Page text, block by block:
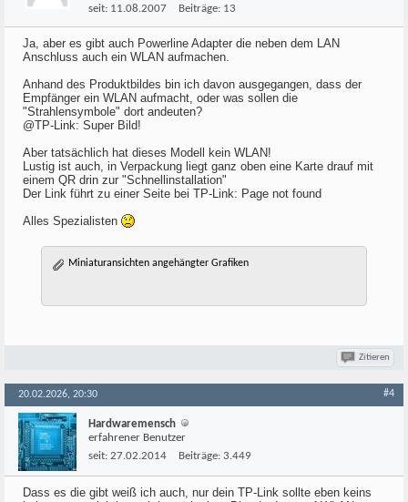
seit: 11.08.2007 Beiträge: 13
Ja, aber es gibt auch Powerline Adapter die neben dem LAN
Anschluss auch ein WLAN aufmachen.
Anhand des Produktbildes bin ich davon ausgegangen, dass der
Empfänger ein WLAN aufmacht, oder was sollen die
"Strahlensymbole" dort andeuten?
@TP-Link: Super Bild!
Aber tatsächlich hat dieses Modell kein WLAN!
Lustig ist auch, in Verpackung liegt ganz oben eine Karte drauf mit
einem QR drin zur "Schnellinstallation"
Der Link führt zu einer Seite bei TP-Link: Page not found
Alles Spezialisten
Miniaturansichten angehängter Grafiken
Zitieren
20.02.2026, 20:30 #4
Hardwaremensch
erfahrener Benutzer
seit: 27.02.2014 Beiträge: 3.449
Dass es die gibt weiß ich auch, nur dein TP-Link sollte eben keins